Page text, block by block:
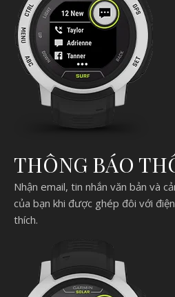
THÔNG BÁO
Nhận email, tin nhắn văn bản và
của bạn khi được ghép đôi với
thích.